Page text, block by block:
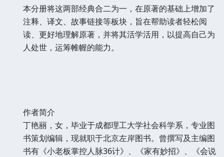
本分册将这两部经典合二为一，在原著的基础上增加了
注释、译文、故事链接等板块，旨在帮助读者轻松阅
读、更好地理解原著，并将其活学活用，以提高自己为
人处世，运筹帷幄的能力。
作者简介
丁艳丽，女，毕业于成都理工大学社会科学系，专业图
书策划编辑，现就职于北京左岸图书。曾撰写及主编图
书有《小老板掌控人脉36计》、《家有妙招》、《会说